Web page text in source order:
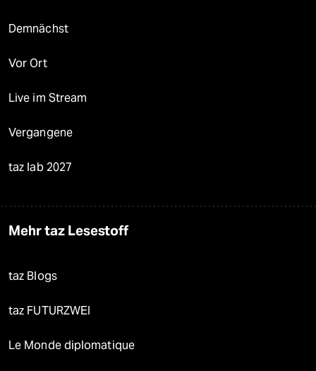
Demnächst
Vor Ort
Live im Stream
Vergangene
taz lab 2027
Mehr taz Lesestoff
taz Blogs
taz FUTURZWEI
Le Monde diplomatique